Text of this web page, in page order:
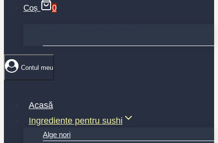
Coș 0
Contul meu
Acasă
Ingrediente pentru sushi
Alge nori